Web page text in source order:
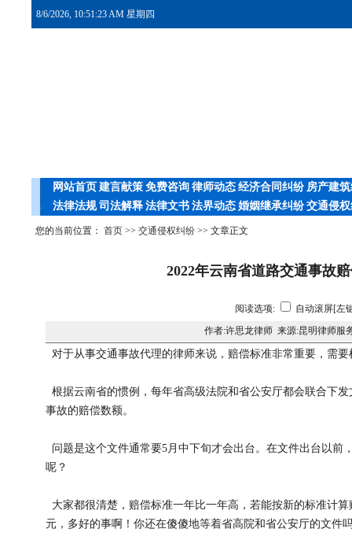
8/6/2026, 10:51:24 AM 星期四
网站首页 建言献策 免费咨询 律师动态 经济合同纠纷 房产建
法律法规 司法解释 法律文书 法界动态 婚姻继承纠纷 交通侵
您的当前位置： 首页 >> 交通侵权纠纷 >> 文章正文
2022年云南省道路交通事故
阅读选项:
自动滚屏[左
作者:许思龙律师 来源:昆明律师服
对于从事交通事故代理的律师来说，赔偿标准非常重要，需
根据云南省的惯例，每年省高级法院和省公安厅都会联合下
事故的赔偿数额。
问题是这个文件通常要5月中下旬才会出台。在文件出台以前
呢？
大家都很清楚，赔偿标准一年比一年高，若能按新的标准计
元，多好的事啊！你还在傻傻地等着省高院和省公安厅的文件